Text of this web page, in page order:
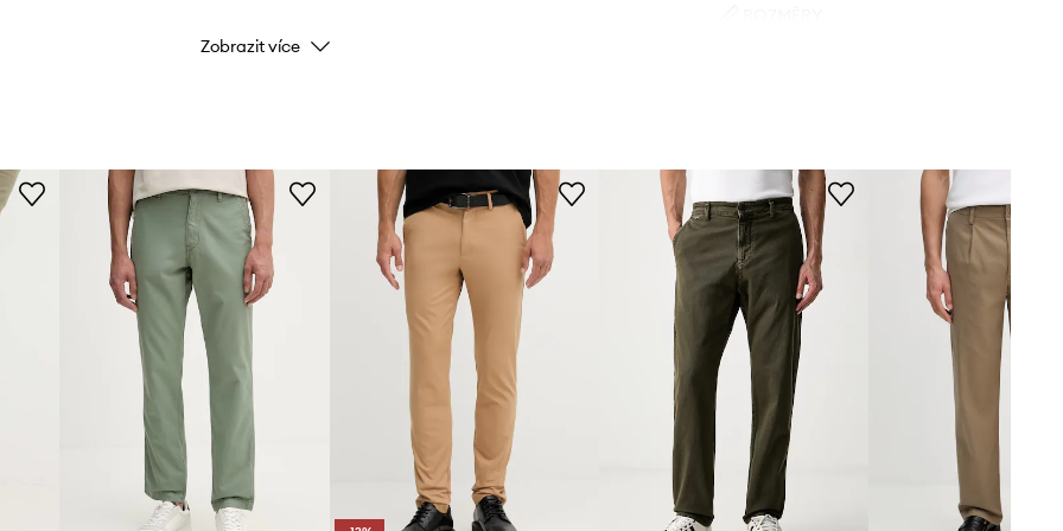
Barva
Výrobce
Doporučujeme zvolit velikost, kterou
běžně nosíte.
Tabulka velikosti
Zobrazit více